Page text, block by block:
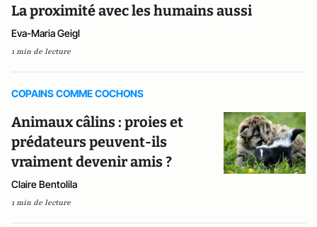
La proximité avec les humains aussi
Eva-Maria Geigl
1 min de lecture
COPAINS COMME COCHONS
Animaux câlins : proies et
prédateurs peuvent-ils
vraiment devenir amis ?
Claire Bentolila
1 min de lecture